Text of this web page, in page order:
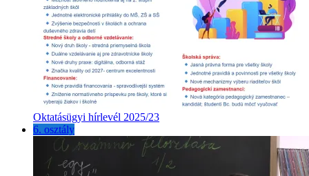
Oktatásügyi hírlevél 2025/23
6. osztály